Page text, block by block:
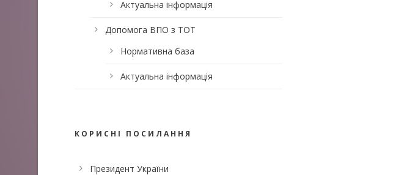
Актуальна інформація
Допомога ВПО з ТОТ
Нормативна база
Актуальна інформація
КОРИСНІ ПОСИЛАННЯ
Президент України